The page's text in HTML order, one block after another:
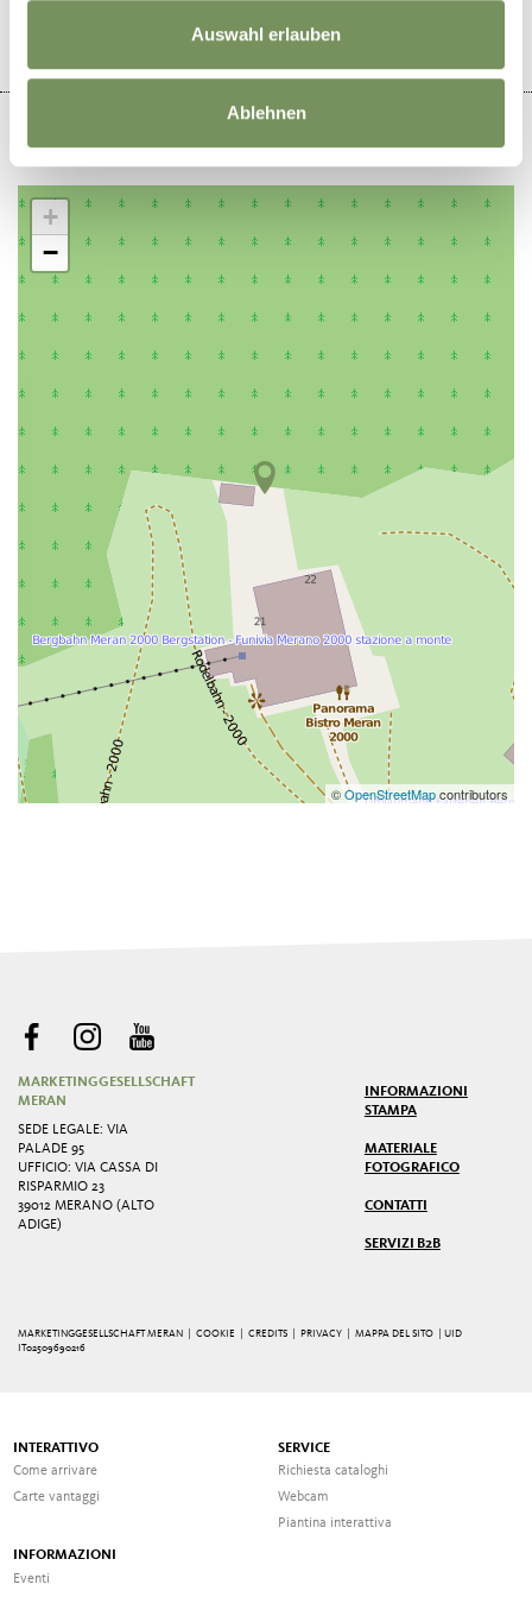
Auswahl erlauben
Ablehnen
+
−
©OpenStreetMapcontributors
MARKETINGGESELLSCHAFT
MERAN
SEDE LEGALE: VIA
PALADE 95
UFFICIO: VIA CASSA DI
RISPARMIO 23
39012 MERANO (ALTO
ADIGE)
INFORMAZIONI
STAMPA
MATERIALE
FOTOGRAFICO
CONTATTI
SERVIZI B2B
MARKETINGGESELLSCHAFT MERAN | COOKIE |CREDITS PRIVACY |MAPPA DEL SITO
| UID
IT02509690216
INTERATTIVO
Come arrivare
Carte vantaggi
SERVICE
Richiesta cataloghi
Webcam
Piantina interattiva
INFORMAZIONI
Eventi